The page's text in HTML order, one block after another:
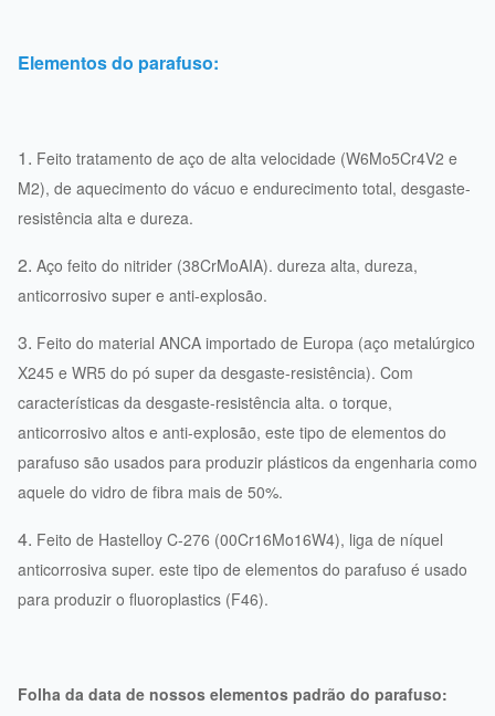
Elementos do parafuso:
1. Feito tratamento de aço de alta velocidade (W6Mo5Cr4V2 e
M2), de aquecimento do vácuo e endurecimento total, desgaste-
resistência alta e dureza.
2. Aço feito do nitrider (38CrMoAIA). dureza alta, dureza,
anticorrosivo super e anti-explosão.
3. Feito do material ANCA importado de Europa (aço metalúrgico
X245 e WR5 do pó super da desgaste-resistência). Com
características da desgaste-resistência alta. o torque,
anticorrosivo altos e anti-explosão, este tipo de elementos do
parafuso são usados para produzir plásticos da engenharia como
aquele do vidro de fibra mais de 50%.
4. Feito de Hastelloy C-276 (00Cr16Mo16W4), liga de níquel
anticorrosiva super. este tipo de elementos do parafuso é usado
para produzir o fluoroplastics (F46).
Folha da data de nossos elementos padrão do parafuso: